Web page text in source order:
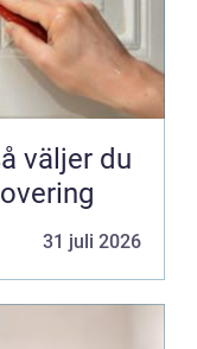
31 juli 2026